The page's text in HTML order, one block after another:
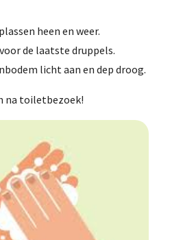
heen en weer.
de laatste druppels.
licht aan en dep droog.
na toiletbezoek!